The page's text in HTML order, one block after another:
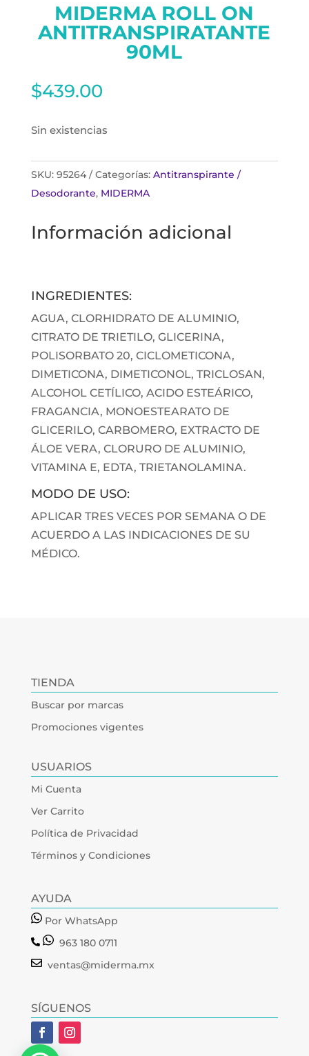
MIDERMA ROLL ON
ANTITRANSPIRATANTE
90ML
$439.00
Sin existencias
SKU: 95264 Categorías: Antitranspirante /
Desodorante, MIDERMA
Información adicional
INGREDIENTES:
AGUA, CLORHIDRATO DE ALUMINIO,
CITRATO DE TRIETILO, GLICERINA,
POLISORBATO 20, CICLOMETICONA,
DIMETICONA, DIMETICONOL, TRICLOSAN,
ALCOHOL CETÍLICO, ACIDO ESTEÁRICO,
FRAGANCIA, MONOESTEARATO DE
GLICERILO, CARBOMERO, EXTRACTO DE
ÁLOE VERA, CLORURO DE ALUMINIO,
VITAMINA E, EDTA, TRIETANOLAMINA.
MODO DE USO:
APLICAR TRES VECES POR SEMANA O DE
ACUERDO A LAS INDICACIONES DE SU
MÉDICO.
TIENDA
Buscar por marcas
Promociones vigentes
USUARIOS
Mi Cuenta
Ver Carrito
Política de Privacidad
Términos y Condiciones
AYUDA
Por WhatsApp
963 180 0711
ventas@miderma.mx
SÍGUENOS